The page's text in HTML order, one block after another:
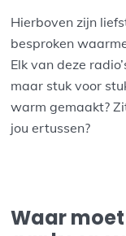
Hierboven zijn
besproken
Elk van deze
maar stuk voor
warm gemaakt?
jou ertussen?
Waar